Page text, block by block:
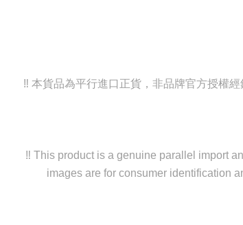
‼️ 本貨品為平行進口正貨，非品牌官方授權
‼️ This product is a genuine parallel import
images are for consumer identification